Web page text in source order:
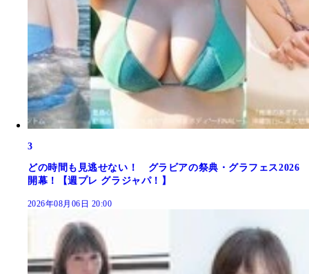
3
どの時間も見逃せない！ グラビアの祭典・グラフェス2026
開幕！【週プレ グラジャパ！】
2026年08月06日 20:00